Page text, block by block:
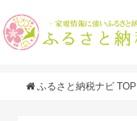
ふるさと納税ナビ TOP